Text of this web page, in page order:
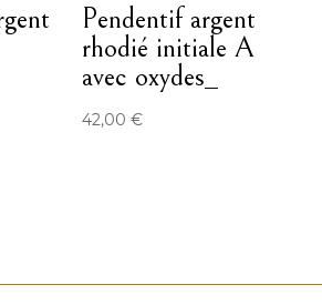
Pendentif argent
rhodié initiale A
avec oxydes_
42,00€